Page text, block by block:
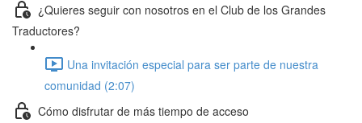
¿Quieres seguir con nosotros en el Club de los Grandes
Traductores?
Una invitación especial para ser parte de nuestra
comunidad (2:07)
Cómo disfrutar de más tiempo de acceso